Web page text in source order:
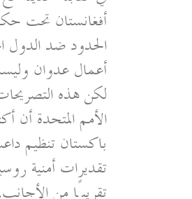
أفغانستان تحت
الحدود ضد الدول
أعمال عدوان
لكن هذه
الأمم المتحدة أن
باكستان تنظيم